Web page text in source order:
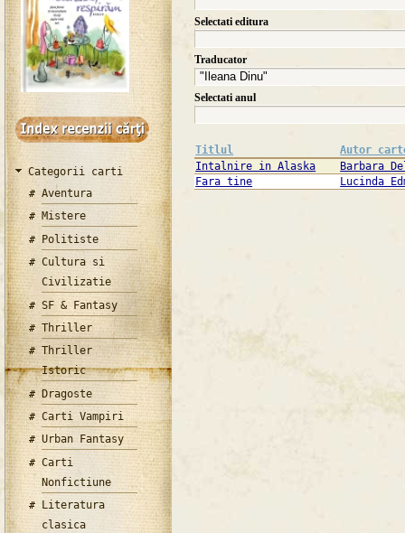
Categorii carti
Aventura
Mistere
Politiste
Cultura si
Civilizatie
SF & Fantasy
Thriller
Thriller
Istoric
Dragoste
Carti Vampiri
Urban Fantasy
Carti
Nonfictiune
Literatura
clasica
Selectati editura
Traducator
Selectati anul
Titlul
Autor
Intalnire in Alaska
Barbara
Fara tine
Lucinda